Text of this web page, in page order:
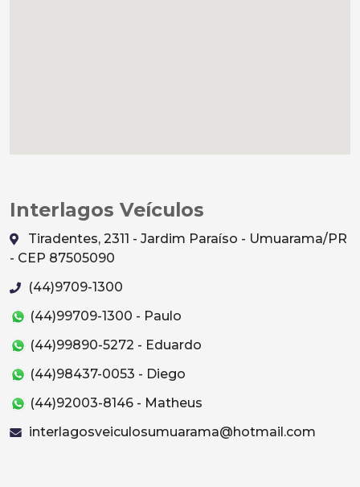
Interlagos Veículos
Tiradentes, 2311 - Jardim Paraíso - Umuarama/PR
- CEP 87505090
(44)9709-1300
(44)99709-1300 - Paulo
(44)99890-5272 - Eduardo
(44)98437-0053 - Diego
(44)92003-8146 - Matheus
interlagosveiculosumuarama@hotmail.com